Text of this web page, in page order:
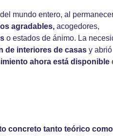
mundo entero, al
agradables, acogedores,
o estados de ánimo. La
de interiores de casas y abrió
ahora está disponible
concreto tanto teórico como